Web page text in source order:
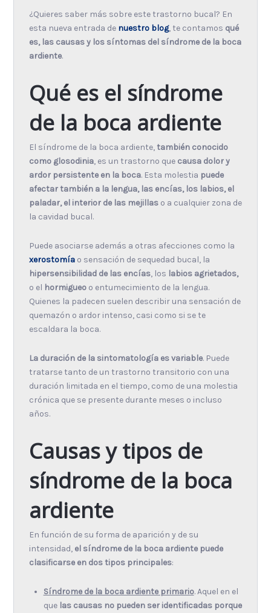
¿Quieres saber más sobre este trastorno bucal? En
esta nueva entrada de nuestro blog, te contamos qué
es, las causas y los síntomas del síndrome de la boca
ardiente.
Qué es el síndrome
de la boca ardiente
El síndrome de la boca ardiente,también conocido
como glosodinia, es un trastorno que causa dolor y
ardor persistente en la boca. Esta molestia puede
afectar también a la lengua, las encías, los labios, el
paladar, el interior de las mejillaso a cualquier zona de
la cavidad bucal.
Puede asociarse además a otras afecciones como la
xerostomíao sensación de sequedad bucal, la
hipersensibilidad de las encías, los labios agrietados,
o el hormigueoo entumecimiento de la lengua.
Quienes la padecen suelen describir una sensación de
quemazón o ardor intenso, casi como si se te
escaldara la boca.
La duración de la sintomatología es variable. Puede
tratarse tanto de un trastorno transitorio con una
duración limitada en el tiempo, como de una molestia
crónica que se presente durante meses o incluso
años.
Causas y tipos de
síndrome de la boca
ardiente
En función de su forma de aparición y de su
intensidad, el síndrome de la boca ardiente puede
clasificarse en dos tipos principales:
Síndrome de la boca ardiente primario. Aquel en el
que las causas no pueden ser identificadas porque